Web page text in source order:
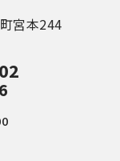
宮本244